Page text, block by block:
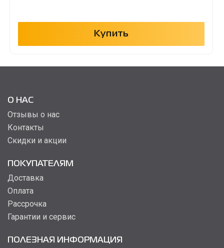
Купить
О НАС
Отзывы о нас
Контакты
Скидки и акции
ПОКУПАТЕЛЯМ
Доставка
Оплата
Рассрочка
Гарантии и сервис
ПОЛЕЗНАЯ ИНФОРМАЦИЯ